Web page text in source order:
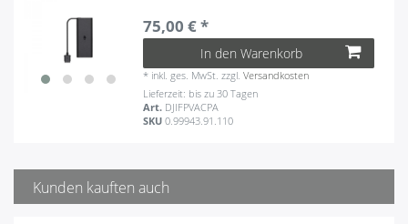
75,00 € *
In den Warenkorb
* inkl. ges. MwSt. zzgl.Versandkosten
Lieferzeit: bis zu 30 Tagen
Art. DJIFPVACPA
SKU0.99943.91.110
Kunden kauften auch